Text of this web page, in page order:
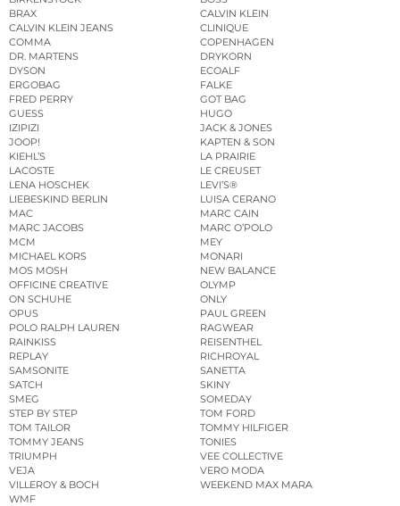
BRAX
CALVIN KLEIN
CALVIN KLEIN JEANS
CLINIQUE
COMMA
COPENHAGEN
DR. MARTENS
DRYKORN
DYSON
ECOALF
ERGOBAG
FALKE
FRED PERRY
GOT BAG
GUESS
HUGO
IZIPIZI
JACK & JONES
JOOP!
KAPTEN & SON
KIEHL’S
LA PRAIRIE
LACOSTE
LE CREUSET
LENA HOSCHEK
LEVI’S®
LIEBESKIND BERLIN
LUISA CERANO
MAC
MARC CAIN
MARC JACOBS
MARC O’POLO
MCM
MEY
MICHAEL KORS
MONARI
MOS MOSH
NEW BALANCE
OFFICINE CREATIVE
OLYMP
ON SCHUHE
ONLY
OPUS
PAUL GREEN
POLO RALPH LAUREN
RAGWEAR
RAINKISS
REISENTHEL
REPLAY
RICHROYAL
SAMSONITE
SANETTA
SATCH
SKINY
SMEG
SOMEDAY
STEP BY STEP
TOM FORD
TOM TAILOR
TOMMY HILFIGER
TOMMY JEANS
TONIES
TRIUMPH
VEE COLLECTIVE
VEJA
VERO MODA
VILLEROY & BOCH
WEEKEND MAX MARA
WMF